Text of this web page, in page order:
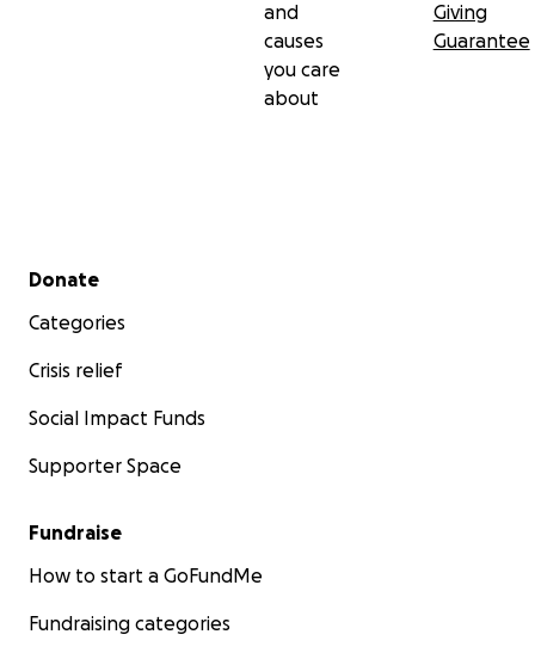
and
causes
you care
about
Giving
Guarantee
Secondary menu
Donate
Categories
Crisis relief
Social Impact Funds
Supporter Space
Fundraise
How to start a GoFundMe
Fundraising categories